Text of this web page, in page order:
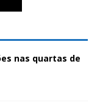
nas quartas de